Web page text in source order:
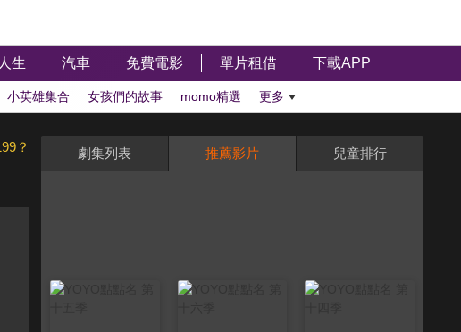
生 汽車 免費電影 單片租借 下載APP
小英雄集合 女孩們的故事 momo精選 更多
？ 劇集列表 推薦影片 兒童排行